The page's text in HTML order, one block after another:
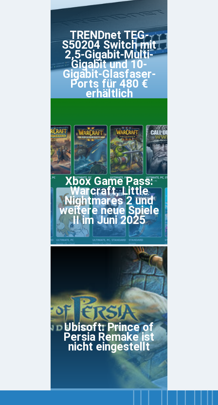
TRENDnet TEG-
S50204 Switch mit
2,5-Gigabit-Multi-
Gigabit und 10-
Gigabit-Glasfaser-
Ports für 480 €
erhältlich
Xbox Game Pass:
Warcraft, Little
Nightmares 2 und
weitere neue Spiele
II im Juni 2025
Ubisoft: Prince of
Persia Remake ist
nicht eingestellt